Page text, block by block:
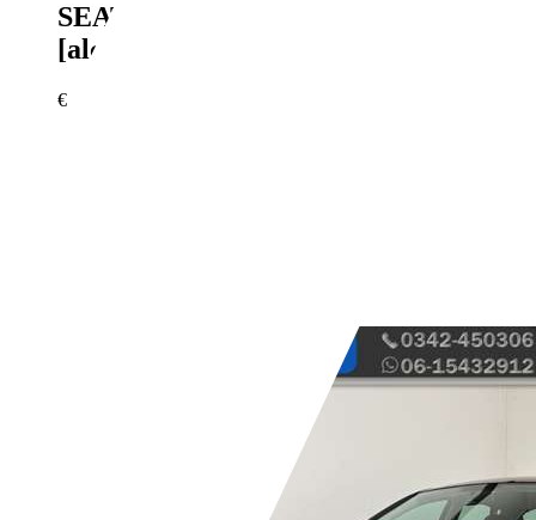
SEAT Ibiza
[alcantara] [xenon] autom.airco
€ 6.250,-